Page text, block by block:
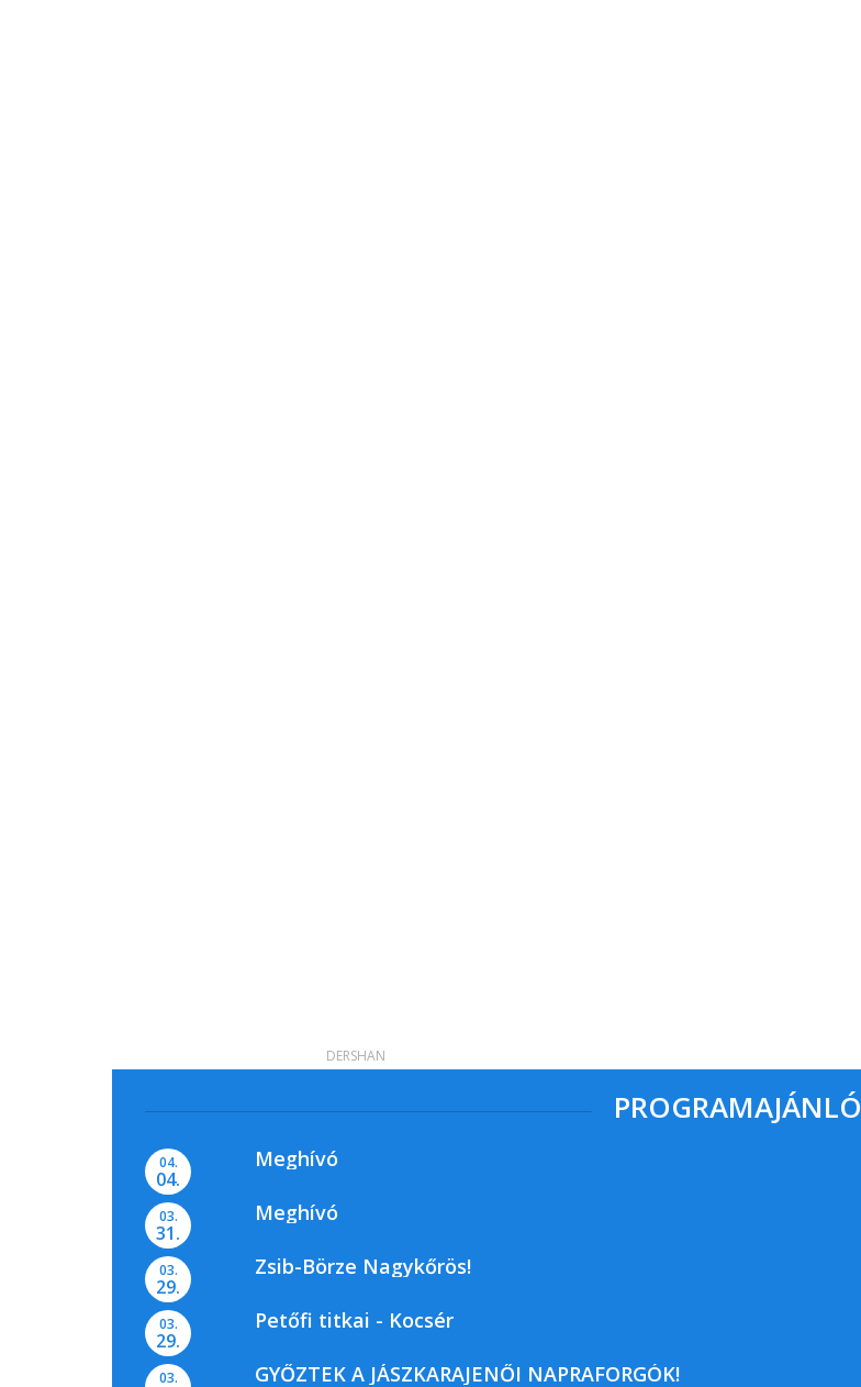
PROGRAMAJÁNLÓ
04.
04.
Meghívó
03.
31.
Meghívó
03.
29.
Zsib-Börze Nagykőrös!
03.
29.
Petőfi titkai - Kocsér
03. GYŐZTEK A JÁSZKARAJENŐI NAPRAFORGÓK!
DERSHAN